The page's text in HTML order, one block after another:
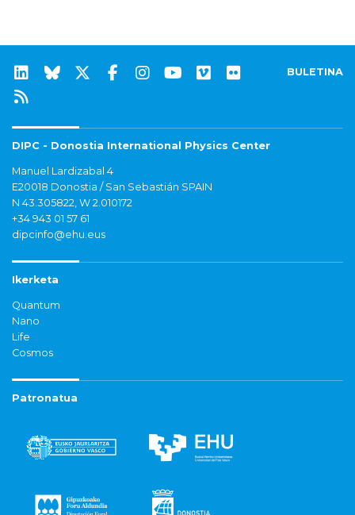
BULETINA
DIPC - Donostia International Physics Center
Manuel Lardizabal 4
E20018 Donostia / San Sebastián SPAIN
N 43.305822, W 2.010172
+34 943 01 57 61
dipcinfo@ehu.eus
Ikerketa
Quantum
Nano
Life
Cosmos
Patronatua